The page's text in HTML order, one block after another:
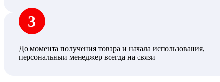
3
До момента получения товара и начала использования,
персональный менеджер всегда на связи